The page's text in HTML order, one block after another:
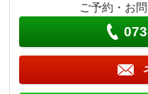
ご予約・お